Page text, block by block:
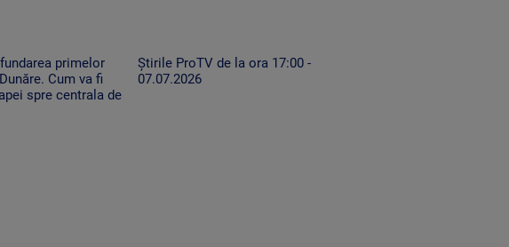
primelor
Cum va fi
spre centrala de
Știrile ProTV de la ora 17:00 -
07.07.2026